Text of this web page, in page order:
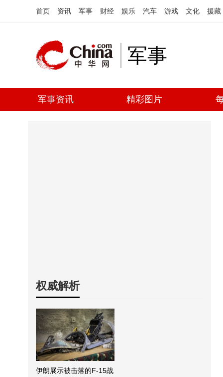
首页 资讯 军事 财经 娱乐 汽车 游戏 文化 援藏
军事
军事资讯 精彩图片
权威解析
伊朗展示被击落的F-15战